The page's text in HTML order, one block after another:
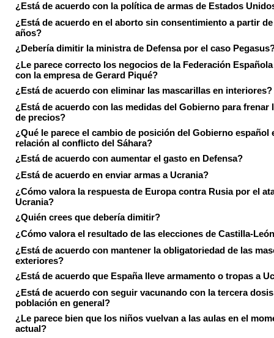
¿Está de acuerdo con la política de armas de Estados
¿Está de acuerdo en el aborto sin consentimiento a partir
años?
¿Debería dimitir la ministra de Defensa por el caso
¿Le parece correcto los negocios de la Federación
con la empresa de Gerard Piqué?
¿Está de acuerdo con eliminar las mascarillas en interiores?
¿Está de acuerdo con las medidas del Gobierno para frenar
de precios?
¿Qué le parece el cambio de posición del Gobierno español
relación al conflicto del Sáhara?
¿Está de acuerdo con aumentar el gasto en Defensa?
¿Está de acuerdo en enviar armas a Ucrania?
¿Cómo valora la respuesta de Europa contra Rusia por el
Ucrania?
¿Quién crees que debería dimitir?
¿Cómo valora el resultado de las elecciones de Castilla-
¿Está de acuerdo con mantener la obligatoriedad de las
exteriores?
¿Está de acuerdo que España lleve armamento o tropas a
¿Está de acuerdo con seguir vacunando con la tercera
población en general?
¿Le parece bien que los niños vuelvan a las aulas en el
actual?